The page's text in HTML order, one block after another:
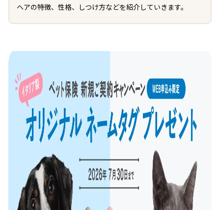
ヘアの特徴、性格、しつけ方などを紹介していきます。